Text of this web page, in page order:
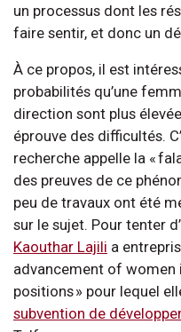
un processus dont les
faire sentir, et donc un
À ce propos, il est
probabilités qu’une
direction sont plus
éprouve des difficultés.
recherche appelle la «
des preuves de ce
peu de travaux ont été
sur le sujet. Pour tenter
Kaouthar Lajili a
advancement of women
positions » pour lequel
subvention de